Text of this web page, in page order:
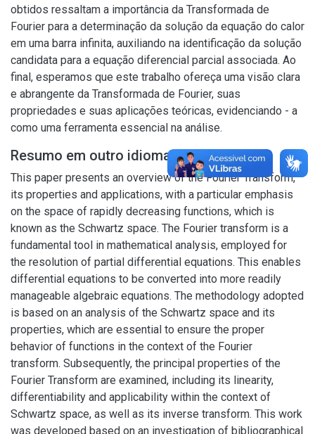
obtidos ressaltam a importância da Transformada de
Fourier para a determinação da solução da equação do calor
em uma barra infinita, auxiliando na identificação da solução
candidata para a equação diferencial parcial associada. Ao
final, esperamos que este trabalho ofereça uma visão clara
e abrangente da Transformada de Fourier, suas
propriedades e suas aplicações teóricas, evidenciando - a
como uma ferramenta essencial na análise.
Resumo em outro idioma
This paper presents an overview of the Fourier Transform,
its properties and applications, with a particular emphasis
on the space of rapidly decreasing functions, which is
known as the Schwartz space. The Fourier transform is a
fundamental tool in mathematical analysis, employed for
the resolution of partial differential equations. This enables
differential equations to be converted into more readily
manageable algebraic equations. The methodology adopted
is based on an analysis of the Schwartz space and its
properties, which are essential to ensure the proper
behavior of functions in the context of the Fourier
transform. Subsequently, the principal properties of the
Fourier Transform are examined, including its linearity,
differentiability and applicability within the context of
Schwartz space, as well as its inverse transform. This work
was developed based on an investigation of bibliographical